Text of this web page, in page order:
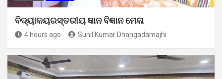
ବିଦ୍ୟାଳୟରସ୍ତରୀୟ ଜ୍ଞାନ ବିଜ୍ଞାନ ମେଳା
4 hours ago Sunil Kumar Dhangadamajhi